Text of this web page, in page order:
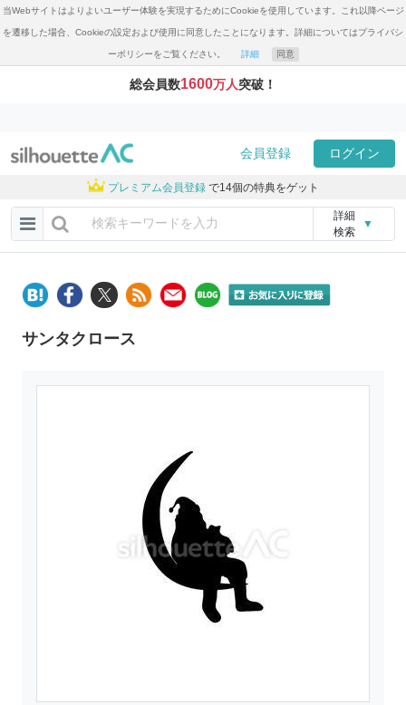
当Webサイトはよりよいユーザー体験を実現するためにCookieを使用しています。これ以降ページ
を遷移した場合、Cookieの設定および使用に同意したことになります。詳細についてはプライバシ
ーポリシーをご覧ください。 詳細 同意
総会員数1600万人突破！
会員登録 ログイン
プレミアム会員登録 で14個の特典をゲット
詳細
検索
▼
サンタクロース